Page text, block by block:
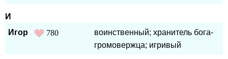
И
Игор
780
воинственный; хранитель бога-
громовержца; игривый